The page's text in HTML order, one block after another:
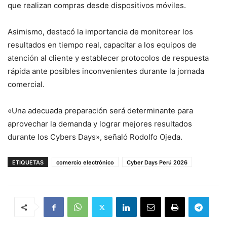
que realizan compras desde dispositivos móviles.
Asimismo, destacó la importancia de monitorear los
resultados en tiempo real, capacitar a los equipos de
atención al cliente y establecer protocolos de respuesta
rápida ante posibles inconvenientes durante la jornada
comercial.
«Una adecuada preparación será determinante para
aprovechar la demanda y lograr mejores resultados
durante los Cybers Days», señaló Rodolfo Ojeda.
ETIQUETAS comercio electrónico Cyber Days Perú 2026